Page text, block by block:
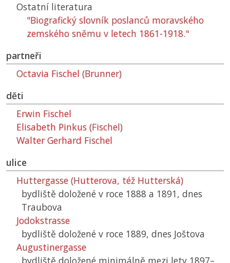
Ostatní literatura
"Biografický slovník poslanců moravského
zemského sněmu v letech 1861-1918."
partneři
Octavia Fischel (Brunner)
děti
Erwin Fischel
Elisabeth Pinkus (Fischel)
Walter Gerhard Fischel
ulice
Huttergasse (Hutterova, též Hutterská)
bydliště doložené v roce 1888 a 1891, dnes
Traubova
Jodokstrasse
bydliště doložené v roce 1889, dnes Joštova
Augustinergasse